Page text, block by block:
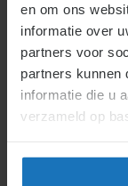
en om ons
informatie over
partners voor
partners kunnen
informatie die u
verzameld op
2.2. Ziekte
2.2.1.
2.2.2. Hoe